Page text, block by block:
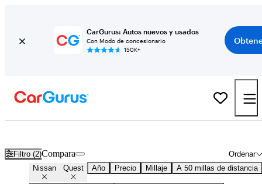
CarGurus: Autos nuevos y usados
Con Modo de concesionario
150K+
Filtro (2) Ordenar
Compara
Nissan Quest Año Precio Millaje A 50 millas de distancia